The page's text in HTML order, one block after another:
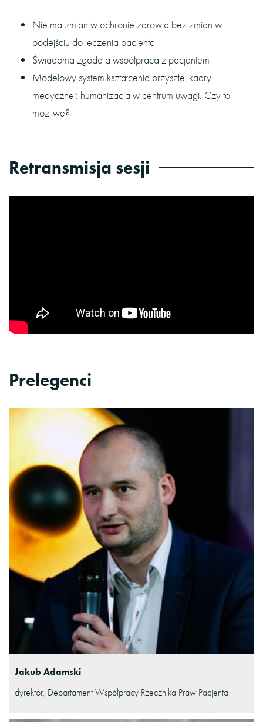
Nie ma zmian w ochronie zdrowia bez zmian w
podejściu do leczenia pacjenta
Świadoma zgoda a współpraca z pacjentem
Modelowy system kształcenia przyszłej kadry
medycznej: humanizacja w centrum uwagi. Czy to
możliwe?
Retransmisja sesji
Prelegenci
Jakub Adamski
dyrektor, Departament Współpracy Rzecznika Praw Pacjenta